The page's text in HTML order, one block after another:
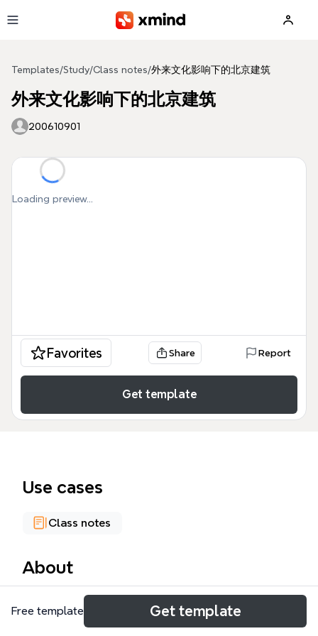
Templates/Study/Class notes/外来文化影响下的北京建筑
外来文化影响下的北京建筑
200610901
Loading preview...
Favorites Share Report
Get template
Use cases
Class notes
About
《外来文化影响下的北京建筑》思维导图模板系统梳理
了19世纪中叶至今北京建筑受外来文化影响的演变历
Free template Get template